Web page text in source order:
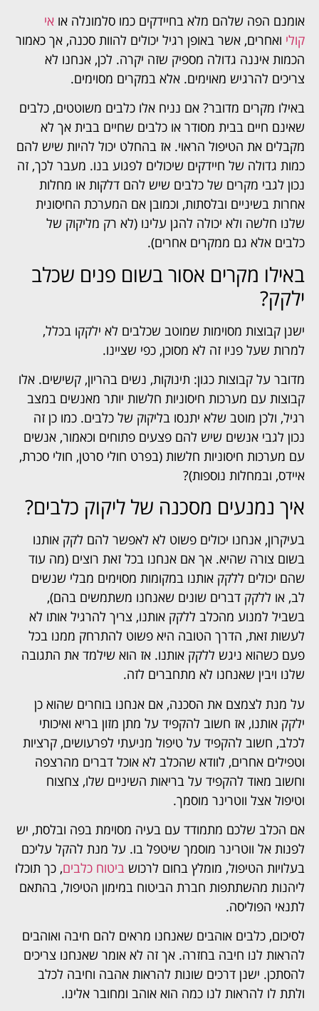
אומנם הפה שלהם מלא בחיידקים כמו סלמונלה או אי
קולי ואחרים, אשר באופן רגיל יכולים להוות סכנה, אך כאמור
הכמות איננה גדולה מספיק שזה יקרה. לכן, אנחנו לא
צריכים להרגיש מאוימים. אלא במקרים מסוימים.
באילו מקרים מדובר? אם נניח אלו כלבים משוטטים, כלבים
שאינם חיים בבית מסודר או כלבים שחיים בבית אך לא
מקבלים את הטיפול הראוי. אז בהחלט יכול להיות שיש להם
כמות גדולה של חיידקים שיכולים לפגוע בנו. מעבר לכך, זה
נכון לגבי מקרים של כלבים שיש להם דלקות או מחלות
אחרות בשיניים ובלסתות, וכמובן אם המערכת החיסונית
שלנו חלשה ולא יכולה להגן עלינו (לא רק מליקוק של
כלבים אלא גם ממקרים אחרים).
באילו מקרים אסור בשום פנים שכלב
ילקק?
ישנן קבוצות מסוימות שמוטב שכלבים לא ילקקו בכלל,
למרות שעל פניו זה לא מסוכן, כפי שציינו.
מדובר על קבוצות כגון: תינוקות, נשים בהריון, קשישים. אלו
קבוצות עם מערכות חיסוניות חלשות יותר מאנשים במצב
רגיל, ולכן מוטב שלא יתנסו בליקוק של כלבים. כמו כן זה
נכון לגבי אנשים שיש להם פצעים פתוחים וכאמור, אנשים
עם מערכות חיסוניות חלשות (בפרט חולי סרטן, חולי סכרת,
איידס, ובמחלות נוספות)?
איך נמנעים מסכנה של ליקוק כלבים?
בעיקרון, אנחנו יכולים פשוט לא לאפשר להם לקק אותנו
בשום צורה שהיא. אך אם אנחנו בכל זאת רוצים (מה עוד
שהם יכולים ללקק אותנו במקומות מסוימים מבלי שנשים
לב, או ללקק דברים שונים שאנחנו משתמשים בהם),
בשביל למנוע מהכלב ללקק אותנו, צריך להרגיל אותו לא
לעשות זאת, הדרך הטובה היא פשוט להתרחק ממנו בכל
פעם כשהוא ניגש ללקק אותנו. אז הוא שילמד את התגובה
שלנו ויבין שאנחנו לא מתחברים לזה.
על מנת לצמצם את הסכנה, אם אנחנו בוחרים שהוא כן
ילקק אותנו, אז חשוב להקפיד על מתן מזון בריא ואיכותי
לכלב, חשוב להקפיד על טיפול מניעתי לפרעושים, קרציות
וטפילים אחרים, לוודא שהכלב לא אוכל דברים מהרצפה
וחשוב מאוד להקפיד על בריאות השיניים שלו, צחצוח
וטיפול אצל ווטרינר מוסמך.
אם הכלב שלכם מתמודד עם בעיה מסוימת בפה ובלסת, יש
לפנות אל ווטרינר מוסמך שיטפל בו. על מנת להקל עליכם
בעלויות הטיפול, מומלץ בחום לרכוש ביטוח כלבים, כך תוכלו
ליהנות מהשתתפות חברת הביטוח במימון הטיפול, בהתאם
לתנאי הפוליסה.
לסיכום, כלבים אוהבים שאנחנו מראים להם חיבה ואוהבים
להראות לנו חיבה בחזרה. אך זה לא אומר שאנחנו צריכים
להסתכן. ישנן דרכים שונות להראות אהבה וחיבה לכלב
ולתת לו להראות לנו כמה הוא אוהב ומחובר אלינו.